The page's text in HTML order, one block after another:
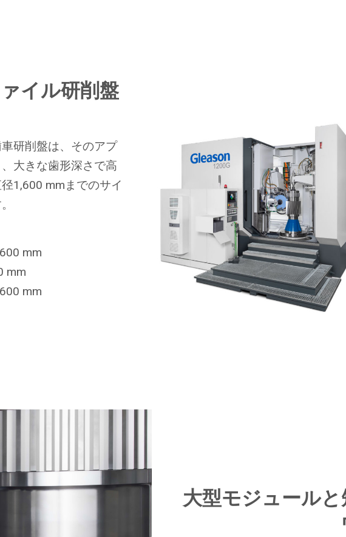
イル研削盤
研削盤は、そのアプ
大きな歯形深さで高
1,600 mmまでのサイ
mm
mm
mm
大型モジュール